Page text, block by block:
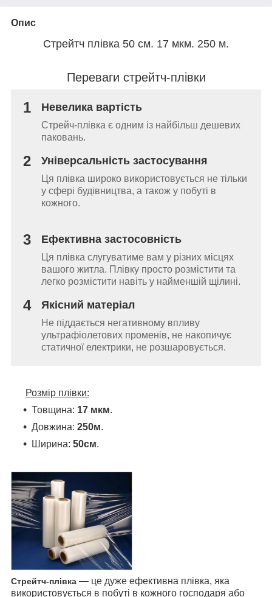
Опис
Стрейтч плівка 50 см. 17 мкм. 250 м.
Переваги стрейтч-плівки
1 Невелика вартість
Стрейч-плівка є одним із найбільш дешевих
паковань.
2 Універсальність застосування
Ця плівка широко використовується не тільки
у сфері будівництва, а також у побуті в
кожного.
3 Ефективна застосовність
Ця плівка слугуватиме вам у різних місцях
вашого житла. Плівку просто розмістити та
легко розмістити навіть у найменшій щілині.
4 Якісний матеріал
Не піддається негативному впливу
ультрафіолетових променів, не накопичує
статичної електрики, не розшаровується.
Розмір плівки:
Товщина: 17 мкм.
Довжина: 250м.
Ширина: 50см.
Стрейтч-плівка — це дуже ефективна плівка, яка
використовується в побуті в кожного господаря або